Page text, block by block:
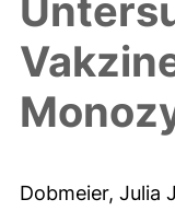
Dobmeier, Julia